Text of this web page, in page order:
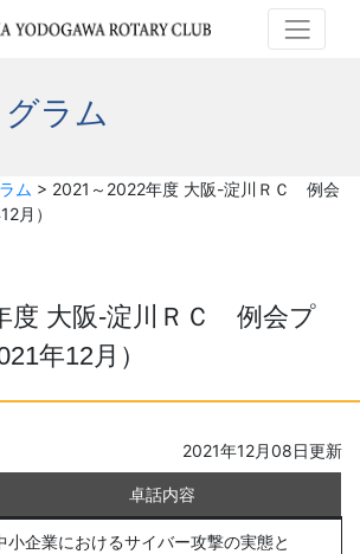
ラム
ム > 2021～2022年度 大阪-淀川ＲＣ 例会
月）
度 大阪-淀川ＲＣ 例会プ
年12月）
2021年12月08日更新
卓話内容
小企業におけるサイバー攻撃の実態と